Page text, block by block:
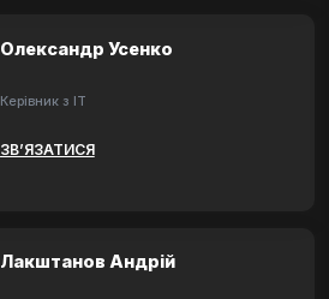
Олександр Усенко
Керівник з ІТ
ЗВ’ЯЗАТИСЯ
Лакштанов Андрій